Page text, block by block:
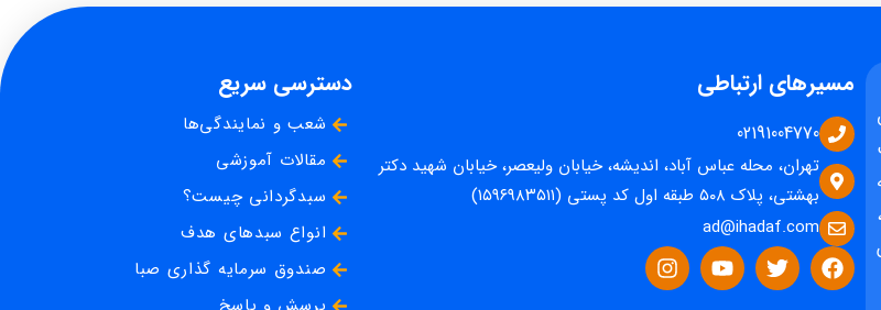
مسیرهای ارتباطی
02191004770
تهران، محله عباس آباد، اندیشه، خیابان ولیعصر، خیابان شهید دکتر
بهشتی، پلاک ۵۰۸ طبقه اول کد پستی (۱۵۹۶۹۸۳۵۱۱)
ad@ihadaf.com
دسترسی سریع
شعب و نمایندگی‌ها
مقالات آموزشی
سبدگردانی چیست؟
انواع سبدهای هدف
صندوق سرمایه گذاری صبا